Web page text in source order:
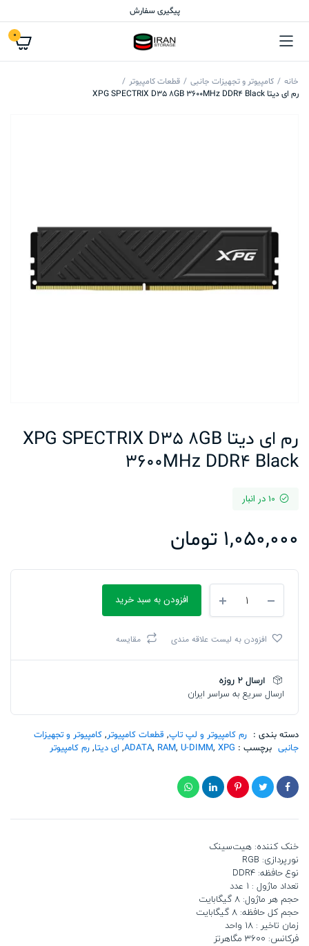
پیگیری سفارش
0
خانه کامپیوتر و تجهیزات جانبی
قطعات کامپیوتر
رم ای دیتا XPG SPECTRIX D35 8GB 3600MHz DDR4 Black
رم ای دیتا XPG SPECTRIX D35 8GB
3600MHz DDR4 Black
10 در انبار
1,050,000 تومان
دیتا
SPECTRIX
3600MHz
DDR4
افزودن به سبد خرید
افزودن به لیست علاقه مندی مقایسه
ارسال 2 روزه
ارسال سریع به سراسر ایران
دسته بندی : رم کامپیوتر و لپ تاپ, قطعات کامپیوتر, کامپیوتر و تجهیزات
جانبی برچسب : ADATA, RAM, U-DIMM, XPG
, ای دیتا, رم کامپیوتر
خنک کننده: هیت‌سینک
نورپردازی: RGB
نوع حافظه: DDR4
تعداد ماژول : 1 عدد
حجم هر ماژول: 8 گیگابایت
حجم کل حافظه: 8 گیگابایت
زمان تاخیر : 18 واحد
فرکانس: 3600 مگاهرتز